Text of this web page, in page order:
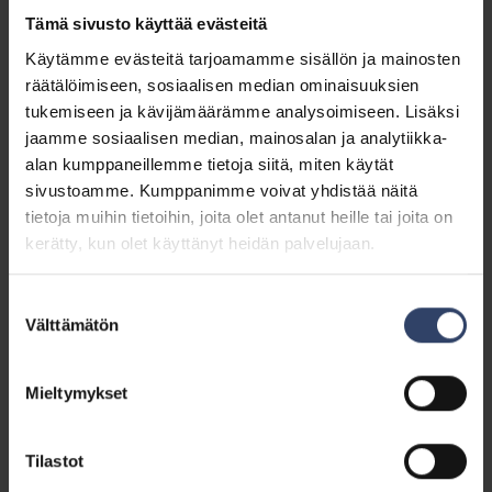
Tämä sivusto käyttää evästeitä
Käytämme evästeitä tarjoamamme sisällön ja mainosten
räätälöimiseen, sosiaalisen median ominaisuuksien
tukemiseen ja kävijämäärämme analysoimiseen. Lisäksi
jaamme sosiaalisen median, mainosalan ja analytiikka-
alan kumppaneillemme tietoja siitä, miten käytät
sivustoamme. Kumppanimme voivat yhdistää näitä
tietoja muihin tietoihin, joita olet antanut heille tai joita on
kerätty, kun olet käyttänyt heidän palvelujaan.
valinta
Välttämätön
Mieltymykset
Tilastot
toimia erilaisissa kansainvälisissä tehtävissä.
Puolustusvoimien yhteistyö maanpuolustusyhdistysten
kanssa on ehdottoman tärkeä tuki.
Seminaarit sisälsivät paljon ajankohtaisesti
kiinnostavia aiheita, kuten siviilikriisinhallinta, jonka
avulla pyritään vähentämään erilaisista kriiseistä
kärsivien maiden epävakautta. Seminaarissa
tutustuttiin kansainvälisiin järjestöihin, sekä
keskeisimpiin operaatioihin ja niiden tehtäviin.
psykososiaalisen tuen, sekä vertaistuen merkitys
paikallaolijoiden, kuin etäyhteyden kautta
Kriisinhallinta naisille- seminaari tarjosi